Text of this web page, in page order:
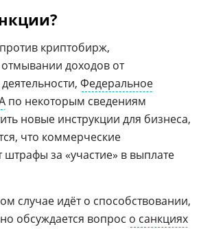
криптобирж,
доходов от
Федеральное
по некоторым сведениям
новые инструкции для бизнеса,
что коммерческие
штрафы за «участие» в выплате
случае идёт о способствовании,
обсуждается вопрос о санкциях